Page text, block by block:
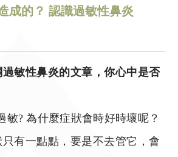
成的？ 認識過敏性鼻炎
敏性鼻炎的文章，你心中是否
敏? 為什麼症狀會時好時壞呢？
有一點點，要是不去管它，會